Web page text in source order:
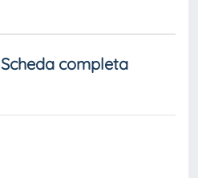
Scheda completa